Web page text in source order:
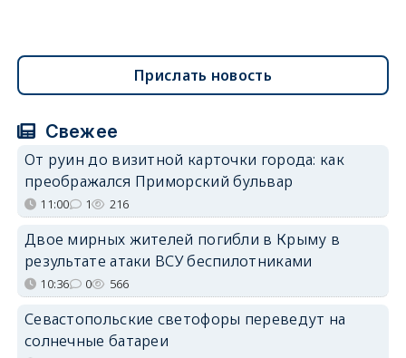
Прислать новость
Свежее
От руин до визитной карточки города: как
преображался Приморский бульвар
11:00 1 216
Двое мирных жителей погибли в Крыму в
результате атаки ВСУ беспилотниками
10:36 0 566
Севастопольские светофоры переведут на
солнечные батареи